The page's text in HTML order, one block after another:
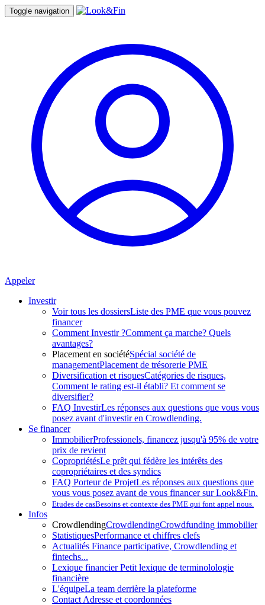
Toggle navigation
Appeler
Investir
Voir tous les dossiersListe des PME que vous pouvez
financer
Comment Investir ?Comment ça marche? Quels
avantages?
Placement en sociétéSpécial société de
managementPlacement de trésorerie PME
Diversification et risquesCatégories de risques,
Comment le rating est-il établi? Et comment se
diversifier?
FAQ InvestirLes réponses aux questions que vous vous
posez avant d'investir en Crowdlending.
Se financer
ImmobilierProfessionels, financez jusqu'à 95% de votre
prix de revient
CopropriétésLe prêt qui fédère les intérêts des
copropriétaires et des syndics
FAQ Porteur de ProjetLes réponses aux questions que
vous vous posez avant de vous financer sur Look&Fin.
Etudes de casBesoins et contexte des PME qui font appel nous.
Infos
CrowdlendingCrowdlendingCrowdfunding immobilier
StatistiquesPerformance et chiffres clefs
Actualités Finance participative, Crowdlending et
fintechs...
Lexique financierPetit lexique de terminolologie
financière
L'équipeLa team derrière la plateforme
Contact Adresse et coordonnées